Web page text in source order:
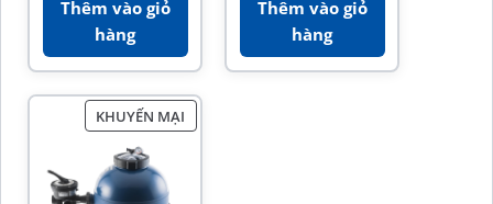
Thêm vào giỏ
hàng
Thêm vào giỏ
hàng
KHUYẾN MẠI